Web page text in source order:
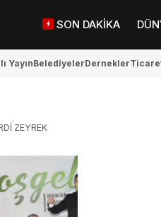
SON DAKİKA
YayınBelediyelerDernekler
ZEYREK